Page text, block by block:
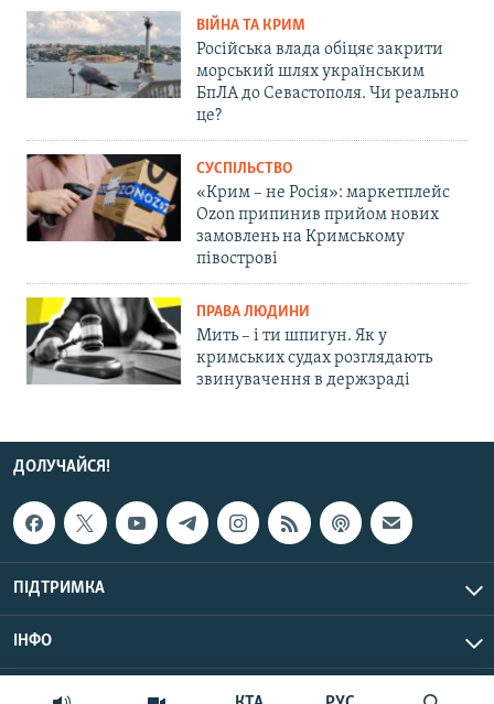
ВІЙНА ТА КРИМ
Російська влада обіцяє закрити
морський шлях українським
БпЛА до Севастополя. Чи реально
це?
СУСПІЛЬСТВО
«Крим – не Росія»: маркетплейс
Ozon припинив прийом нових
замовлень на Кримському
півострові
ПРАВА ЛЮДИНИ
Мить – і ти шпигун. Як у
кримських судах розглядають
звинувачення в держзраді
ДОЛУЧАЙСЯ!
ПІДТРИМКА
ІНФО
© Крим.Реалії, 2026 | Усі права застережено.